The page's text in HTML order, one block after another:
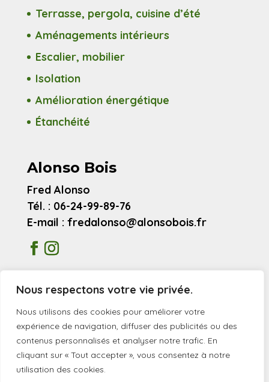
Nous respectons votre vie privée.
Nous utilisons des cookies pour améliorer votre
expérience de navigation, diffuser des publicités ou des
contenus personnalisés et analyser notre trafic. En
cliquant sur « Tout accepter », vous consentez à notre
utilisation des cookies.
Terrasse, pergola, cuisine d’été
Aménagements intérieurs
Escalier, mobilier
Isolation
Amélioration énergétique
Étanchéité
Alonso Bois
Fred Alonso
Tél. : 06-24-99-89-76
E-mail : fredalonso@alonsobois.fr
Mentions légales
Avis clients
© 2026 Alonso Bois